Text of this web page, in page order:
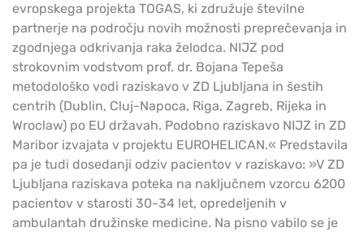
evropskega projekta TOGAS, ki združuje številne
partnerje na področju novih možnosti preprečevanja in
zgodnjega odkrivanja raka želodca. NIJZ pod
strokovnim vodstvom prof. dr. Bojana Tepeša
metodološko vodi raziskavo v ZD Ljubljana in šestih
centrih (Dublin, Cluj-Napoca, Riga, Zagreb, Rijeka in
Wroclaw) po EU državah. Podobno raziskavo NIJZ in ZD
Maribor izvajata v projektu EUROHELICAN.« Predstavila
pa je tudi dosedanji odziv pacientov v raziskavo: »V ZD
Ljubljana raziskava poteka na naključnem vzorcu 6200
pacientov v starosti 30-34 let, opredeljenih v
ambulantah družinske medicine. Na pisno vabilo se je